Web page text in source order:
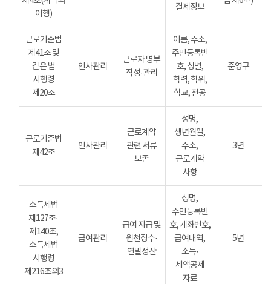
이행)
결제정보
근로기준법
제41조 및
같은 법
시행령
제20조
인사관리
근로자 명부
작성·관리
이름, 주소,
주민등록번
호, 성별,
학력, 학위,
학교, 전공
준영구
근로기준법
제42조
인사관리
근로계약
관련 서류
보존
성명,
생년월일,
주소,
근로계약
사항
3년
소득세법
제127조·
제140조,
소득세법
시행령
제216조의3
급여관리
급여 지급 및
원천징수·
연말정산
성명,
주민등록번
호, 계좌번호,
급여내역,
소득·
세액공제
자료
5년